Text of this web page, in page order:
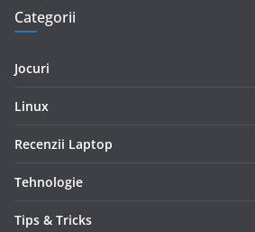
Categorii
Jocuri
Linux
Recenzii Laptop
Tehnologie
Tips & Tricks